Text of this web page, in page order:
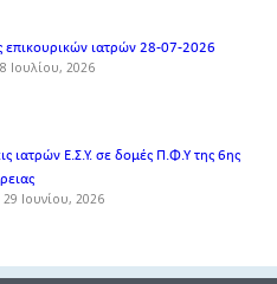
επικουρικών ιατρών 28-07-2026
Ιουλίου, 2026
ιατρών Ε.Σ.Υ. σε δομές Π.Φ.Υ της 6ης
Ιουνίου, 2026